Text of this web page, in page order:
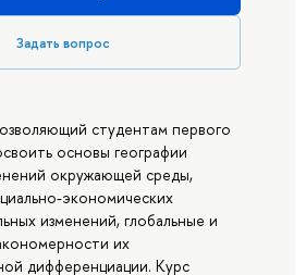
Задать вопрос
студентам первого
основы географии
окружающей среды,
экономических
изменений, глобальные и
их
дифференциации. Курс